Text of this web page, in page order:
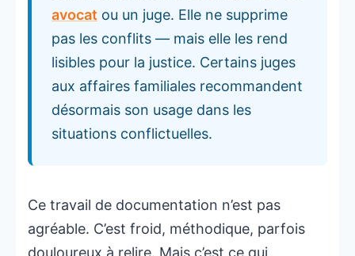
avocat ou un juge. Elle ne supprime
pas les conflits — mais elle les rend
lisibles pour la justice. Certains juges
aux affaires familiales recommandent
désormais son usage dans les
situations conflictuelles.
Ce travail de documentation n’est pas
agréable. C’est froid, méthodique, parfois
douloureux à relire. Mais c’est ce qui